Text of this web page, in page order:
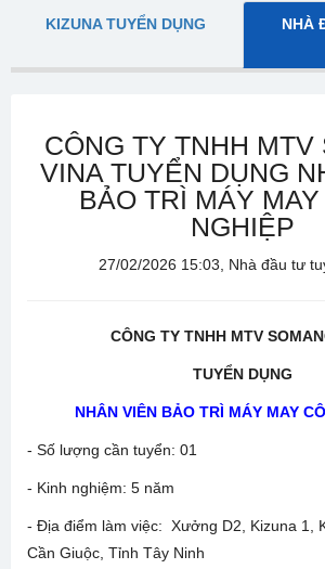
KIZUNA TUYỂN DỤNG
NHÀ
CÔNG TY TNHH MTV
VINA TUYỂN DỤNG
BẢO TRÌ MÁY
NGHIỆP
27/02/2026 15:03, Nhà đầu tư
CÔNG TY TNHH MTV
TUYỂN DỤNG
NHÂN VIÊN BẢO TRÌ MÁY MAY
- Số lượng cần tuyển: 01
- Kinh nghiệm: 5 năm
- Địa điểm làm việc: Xưởng D2, Kizuna 1,
Cần Giuộc, Tỉnh Tây Ninh